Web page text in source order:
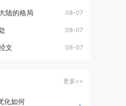
陆的格局 08-07
08-07
文 08-07
更多>>
化如何